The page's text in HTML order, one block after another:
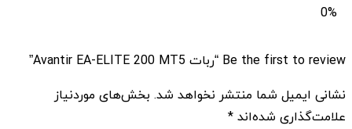
0%
Be the first to review “ربات Avantir EA-ELITE 200 MT5”
نشانی ایمیل شما منتشر نخواهد شد. بخش‌های موردنیاز
علامت‌گذاری شده‌اند*